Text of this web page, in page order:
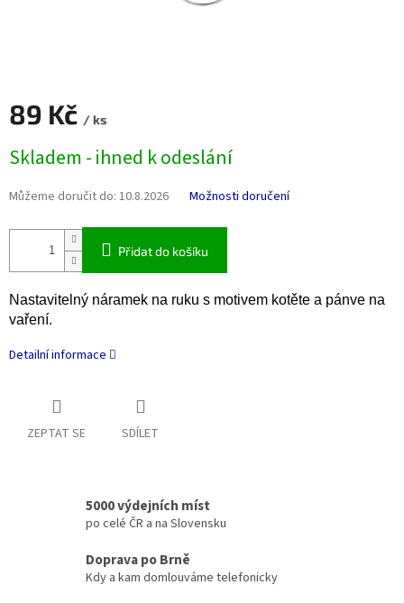
89 Kč / ks
cena:
Skladem - ihned k odeslání
Můžeme doručit do: 10.8.2026 Možnosti doručení
Přidat do košíku
Nastavitelný náramek na ruku s motivem kotěte a pánve na
vaření.
Detailní informace
ZEPTAT SE SDÍLET
5000 výdejních míst
po celé ČR a na Slovensku
Doprava po Brně
Kdy a kam domlouváme telefonicky